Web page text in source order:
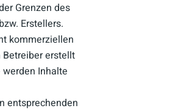
Grenzen des
Erstellers.
kommerziellen
erstellt
Inhalte
entsprechenden